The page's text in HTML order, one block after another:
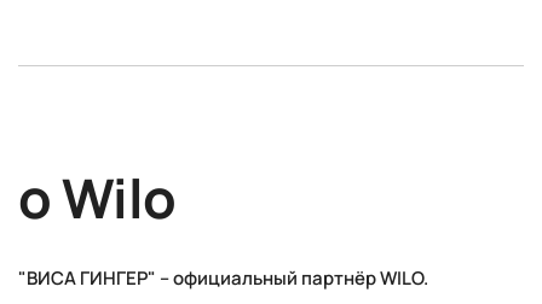
о Wilo
"ВИСА ГИНГЕР" – официальный партнёр WILO.